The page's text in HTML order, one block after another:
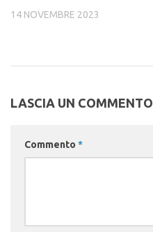
14 NOVEMBRE 2023
LASCIA UN COMMENTO
Commento *